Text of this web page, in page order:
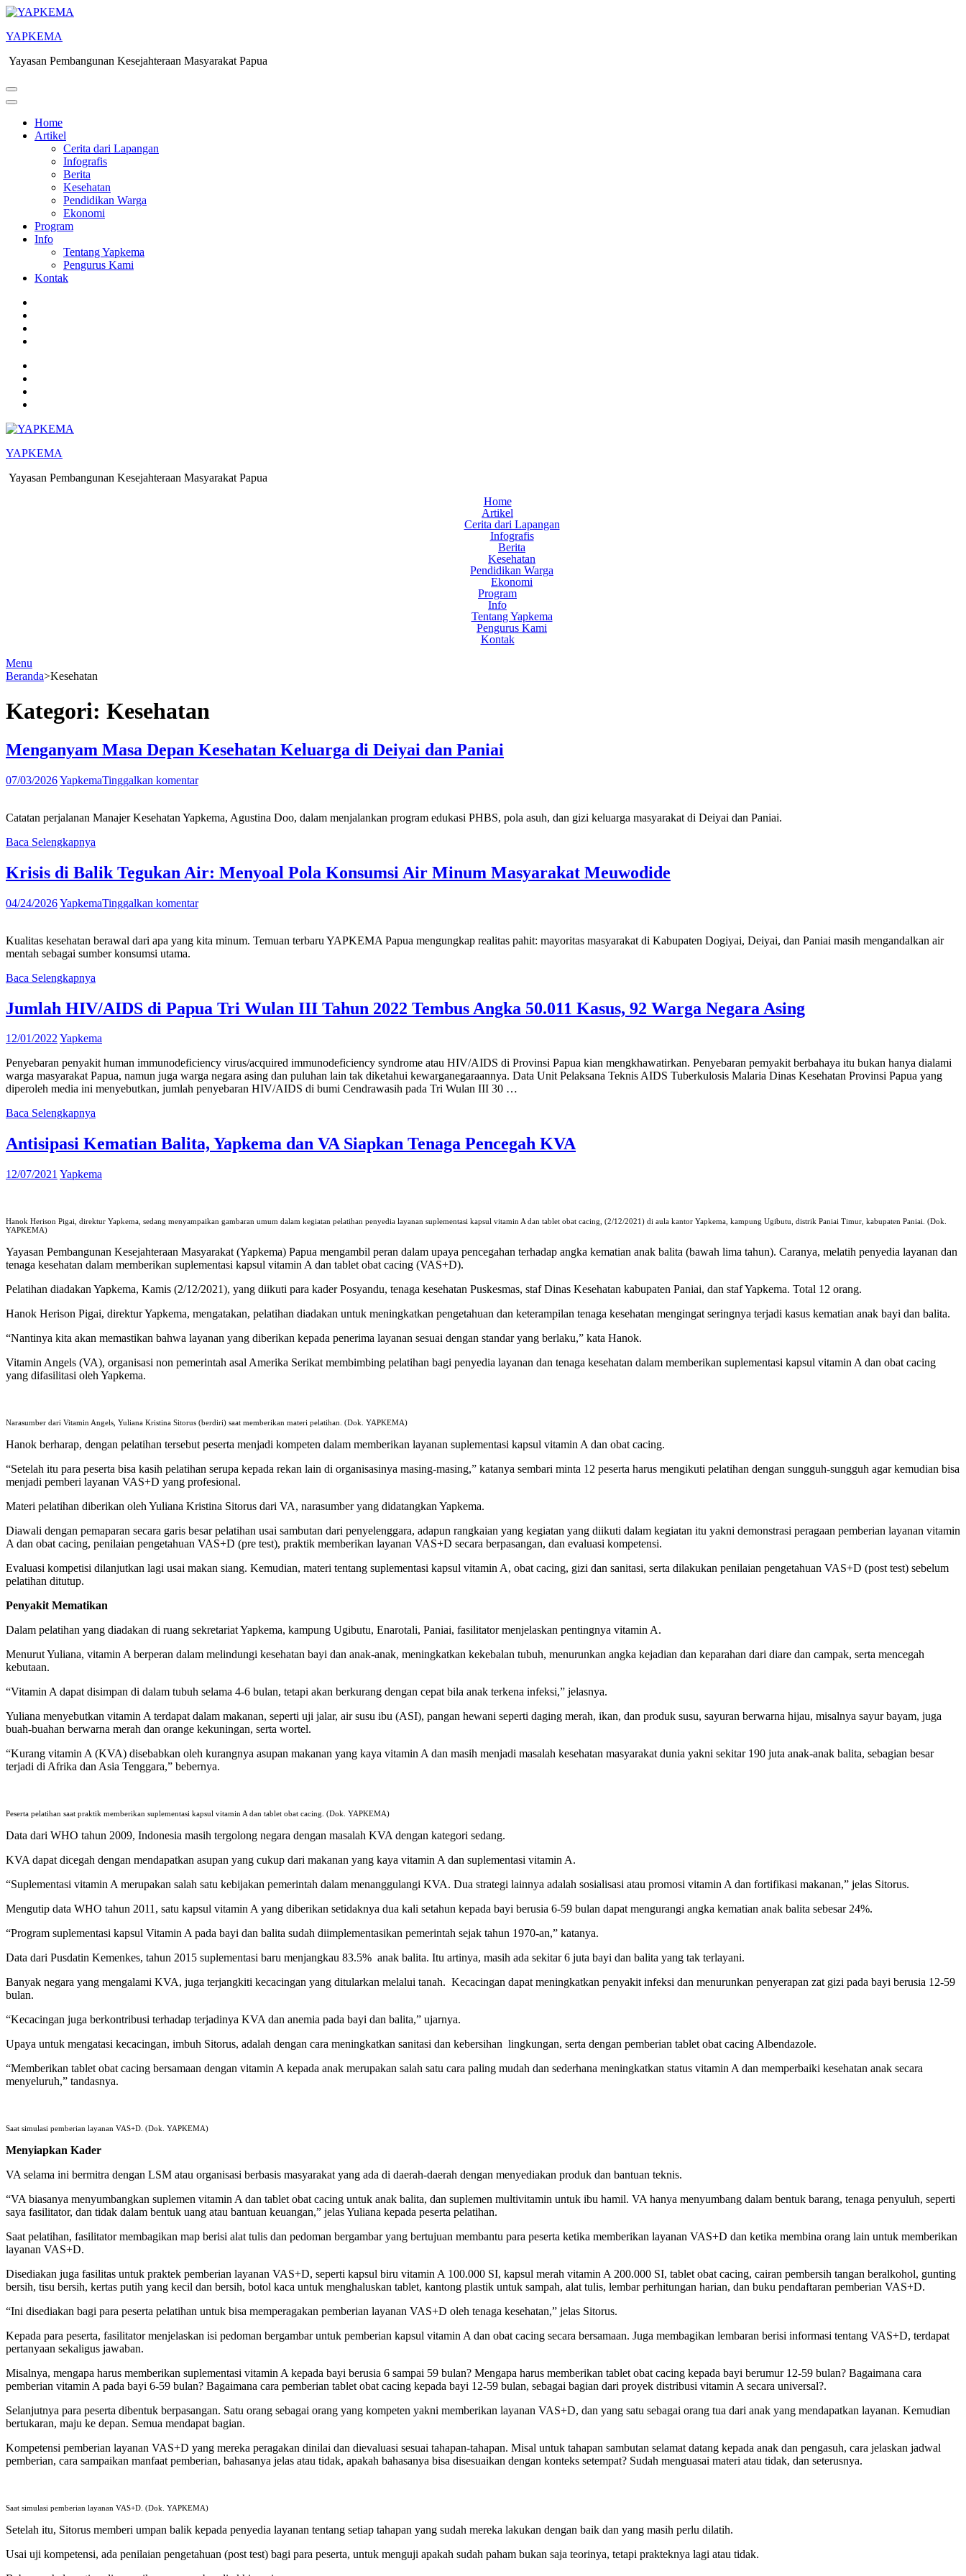
YAPKEMA
Yayasan Pembangunan Kesejahteraan Masyarakat Papua
Home
Artikel
Cerita dari Lapangan
Infografis
Berita
Kesehatan
Pendidikan Warga
Ekonomi
Program
Info
Tentang Yapkema
Pengurus Kami
Kontak
YAPKEMA
Yayasan Pembangunan Kesejahteraan Masyarakat Papua
Home
Artikel
Cerita dari Lapangan
Infografis
Berita
Kesehatan
Pendidikan Warga
Ekonomi
Program
Info
Tentang Yapkema
Pengurus Kami
Kontak
Menu
Beranda>Kesehatan
Kategori: Kesehatan
Menganyam Masa Depan Kesehatan Keluarga di Deiyai dan Paniai
07/03/2026YapkemaTinggalkan komentar
Catatan perjalanan Manajer Kesehatan Yapkema, Agustina Doo, dalam menjalankan program edukasi PHBS, pola asuh, dan gizi keluarga masyarakat di Deiyai dan Paniai.
Baca Selengkapnya
Krisis di Balik Tegukan Air: Menyoal Pola Konsumsi Air Minum Masyarakat Meuwodide
04/24/2026YapkemaTinggalkan komentar
Kualitas kesehatan berawal dari apa yang kita minum. Temuan terbaru YAPKEMA Papua mengungkap realitas pahit: mayoritas masyarakat di Kabupaten Dogiyai, Deiyai, dan Paniai masih mengandalkan air
mentah sebagai sumber konsumsi utama.
Baca Selengkapnya
Jumlah HIV/AIDS di Papua Tri Wulan III Tahun 2022 Tembus Angka 50.011 Kasus, 92 Warga Negara Asing
12/01/2022Yapkema
Penyebaran penyakit human immunodeficiency virus/acquired immunodeficiency syndrome atau HIV/AIDS di Provinsi Papua kian mengkhawatirkan. Penyebaran pemyakit berbahaya itu bukan hanya dialami
warga masyarakat Papua, namun juga warga negara asing dan puluhan lain tak diketahui kewarganegaraannya. Data Unit Pelaksana Teknis AIDS Tuberkulosis Malaria Dinas Kesehatan Provinsi Papua yang
diperoleh media ini menyebutkan, jumlah penyebaran HIV/AIDS di bumi Cendrawasih pada Tri Wulan III 30 …
Baca Selengkapnya
Antisipasi Kematian Balita, Yapkema dan VA Siapkan Tenaga Pencegah KVA
12/07/2021 Yapkema
Hanok Herison Pigai, direktur Yapkema, sedang menyampaikan gambaran umum dalam kegiatan pelatihan penyedia layanan suplementasi kapsul vitamin A dan tablet obat cacing, (2/12/2021) di aula kantor Yapkema, kampung Ugibutu, distrik Paniai Timur, kabupaten Paniai. (Dok.
YAPKEMA)
Yayasan Pembangunan Kesejahteraan Masyarakat (Yapkema) Papua mengambil peran dalam upaya pencegahan terhadap angka kematian anak balita (bawah lima tahun). Caranya, melatih penyedia layanan dan
tenaga kesehatan dalam memberikan suplementasi kapsul vitamin A dan tablet obat cacing (VAS+D).
Pelatihan diadakan Yapkema, Kamis (2/12/2021), yang diikuti para kader Posyandu, tenaga kesehatan Puskesmas, staf Dinas Kesehatan kabupaten Paniai, dan staf Yapkema. Total 12 orang.
Hanok Herison Pigai, direktur Yapkema, mengatakan, pelatihan diadakan untuk meningkatkan pengetahuan dan keterampilan tenaga kesehatan mengingat seringnya terjadi kasus kematian anak bayi dan balita.
“Nantinya kita akan memastikan bahwa layanan yang diberikan kepada penerima layanan sesuai dengan standar yang berlaku,” kata Hanok.
Vitamin Angels (VA), organisasi non pemerintah asal Amerika Serikat membimbing pelatihan bagi penyedia layanan dan tenaga kesehatan dalam memberikan suplementasi kapsul vitamin A dan obat cacing
yang difasilitasi oleh Yapkema.
Narasumber dari Vitamin Angels, Yuliana Kristina Sitorus (berdiri) saat memberikan materi pelatihan. (Dok. YAPKEMA)
Hanok berharap, dengan pelatihan tersebut peserta menjadi kompeten dalam memberikan layanan suplementasi kapsul vitamin A dan obat cacing.
“Setelah itu para peserta bisa kasih pelatihan serupa kepada rekan lain di organisasinya masing-masing,” katanya sembari minta 12 peserta harus mengikuti pelatihan dengan sungguh-sungguh agar kemudian bisa
menjadi pemberi layanan VAS+D yang profesional.
Materi pelatihan diberikan oleh Yuliana Kristina Sitorus dari VA, narasumber yang didatangkan Yapkema.
Diawali dengan pemaparan secara garis besar pelatihan usai sambutan dari penyelenggara, adapun rangkaian yang kegiatan yang diikuti dalam kegiatan itu yakni demonstrasi peragaan pemberian layanan vitamin
A dan obat cacing, penilaian pengetahuan VAS+D (pre test), praktik memberikan layanan VAS+D secara berpasangan, dan evaluasi kompetensi.
Evaluasi kompetisi dilanjutkan lagi usai makan siang. Kemudian, materi tentang suplementasi kapsul vitamin A, obat cacing, gizi dan sanitasi, serta dilakukan penilaian pengetahuan VAS+D (post test) sebelum
pelatihan ditutup.
Penyakit Mematikan
Dalam pelatihan yang diadakan di ruang sekretariat Yapkema, kampung Ugibutu, Enarotali, Paniai, fasilitator menjelaskan pentingnya vitamin A.
Menurut Yuliana, vitamin A berperan dalam melindungi kesehatan bayi dan anak-anak, meningkatkan kekebalan tubuh, menurunkan angka kejadian dan keparahan dari diare dan campak, serta mencegah
kebutaan.
“Vitamin A dapat disimpan di dalam tubuh selama 4-6 bulan, tetapi akan berkurang dengan cepat bila anak terkena infeksi,” jelasnya.
Yuliana menyebutkan vitamin A terdapat dalam makanan, seperti uji jalar, air susu ibu (ASI), pangan hewani seperti daging merah, ikan, dan produk susu, sayuran berwarna hijau, misalnya sayur bayam, juga
buah-buahan berwarna merah dan orange kekuningan, serta wortel.
“Kurang vitamin A (KVA) disebabkan oleh kurangnya asupan makanan yang kaya vitamin A dan masih menjadi masalah kesehatan masyarakat dunia yakni sekitar 190 juta anak-anak balita, sebagian besar
terjadi di Afrika dan Asia Tenggara,” bebernya.
Peserta pelatihan saat praktik memberikan suplementasi kapsul vitamin A dan tablet obat cacing. (Dok. YAPKEMA)
Data dari WHO tahun 2009, Indonesia masih tergolong negara dengan masalah KVA dengan kategori sedang.
KVA dapat dicegah dengan mendapatkan asupan yang cukup dari makanan yang kaya vitamin A dan suplementasi vitamin A.
“Suplementasi vitamin A merupakan salah satu kebijakan pemerintah dalam menanggulangi KVA. Dua strategi lainnya adalah sosialisasi atau promosi vitamin A dan fortifikasi makanan,” jelas Sitorus.
Mengutip data WHO tahun 2011, satu kapsul vitamin A yang diberikan setidaknya dua kali setahun kepada bayi berusia 6-59 bulan dapat mengurangi angka kematian anak balita sebesar 24%.
“Program suplementasi kapsul Vitamin A pada bayi dan balita sudah diimplementasikan pemerintah sejak tahun 1970-an,” katanya.
Data dari Pusdatin Kemenkes, tahun 2015 suplementasi baru menjangkau 83.5% anak balita. Itu artinya, masih ada sekitar 6 juta bayi dan balita yang tak terlayani.
Banyak negara yang mengalami KVA, juga terjangkiti kecacingan yang ditularkan melalui tanah. Kecacingan dapat meningkatkan penyakit infeksi dan menurunkan penyerapan zat gizi pada bayi berusia 12-59
bulan.
“Kecacingan juga berkontribusi terhadap terjadinya KVA dan anemia pada bayi dan balita,” ujarnya.
Upaya untuk mengatasi kecacingan, imbuh Sitorus, adalah dengan cara meningkatkan sanitasi dan kebersihan lingkungan, serta dengan pemberian tablet obat cacing Albendazole.
“Memberikan tablet obat cacing bersamaan dengan vitamin A kepada anak merupakan salah satu cara paling mudah dan sederhana meningkatkan status vitamin A dan memperbaiki kesehatan anak secara
menyeluruh,” tandasnya.
Saat simulasi pemberian layanan VAS+D. (Dok. YAPKEMA)
Menyiapkan Kader
VA selama ini bermitra dengan LSM atau organisasi berbasis masyarakat yang ada di daerah-daerah dengan menyediakan produk dan bantuan teknis.
“VA biasanya menyumbangkan suplemen vitamin A dan tablet obat cacing untuk anak balita, dan suplemen multivitamin untuk ibu hamil. VA hanya menyumbang dalam bentuk barang, tenaga penyuluh, seperti
saya fasilitator, dan tidak dalam bentuk uang atau bantuan keuangan,” jelas Yuliana kepada peserta pelatihan.
Saat pelatihan, fasilitator membagikan map berisi alat tulis dan pedoman bergambar yang bertujuan membantu para peserta ketika memberikan layanan VAS+D dan ketika membina orang lain untuk memberikan
layanan VAS+D.
Disediakan juga fasilitas untuk praktek pemberian layanan VAS+D, seperti kapsul biru vitamin A 100.000 SI, kapsul merah vitamin A 200.000 SI, tablet obat cacing, cairan pembersih tangan beralkohol, gunting
bersih, tisu bersih, kertas putih yang kecil dan bersih, botol kaca untuk menghaluskan tablet, kantong plastik untuk sampah, alat tulis, lembar perhitungan harian, dan buku pendaftaran pemberian VAS+D.
“Ini disediakan bagi para peserta pelatihan untuk bisa memperagakan pemberian layanan VAS+D oleh tenaga kesehatan,” jelas Sitorus.
Kepada para peserta, fasilitator menjelaskan isi pedoman bergambar untuk pemberian kapsul vitamin A dan obat cacing secara bersamaan. Juga membagikan lembaran berisi informasi tentang VAS+D, terdapat
pertanyaan sekaligus jawaban.
Misalnya, mengapa harus memberikan suplementasi vitamin A kepada bayi berusia 6 sampai 59 bulan? Mengapa harus memberikan tablet obat cacing kepada bayi berumur 12-59 bulan? Bagaimana cara
pemberian vitamin A pada bayi 6-59 bulan? Bagaimana cara pemberian tablet obat cacing kepada bayi 12-59 bulan, sebagai bagian dari proyek distribusi vitamin A secara universal?.
Selanjutnya para peserta dibentuk berpasangan. Satu orang sebagai orang yang kompeten yakni memberikan layanan VAS+D, dan yang satu sebagai orang tua dari anak yang mendapatkan layanan. Kemudian
bertukaran, maju ke depan. Semua mendapat bagian.
Kompetensi pemberian layanan VAS+D yang mereka peragakan dinilai dan dievaluasi sesuai tahapan-tahapan. Misal untuk tahapan sambutan selamat datang kepada anak dan pengasuh, cara jelaskan jadwal
pemberian, cara sampaikan manfaat pemberian, bahasanya jelas atau tidak, apakah bahasanya bisa disesuaikan dengan konteks setempat? Sudah menguasai materi atau tidak, dan seterusnya.
Saat simulasi pemberian layanan VAS+D. (Dok. YAPKEMA)
Setelah itu, Sitorus memberi umpan balik kepada penyedia layanan tentang setiap tahapan yang sudah mereka lakukan dengan baik dan yang masih perlu dilatih.
Usai uji kompetensi, ada penilaian pengetahuan (post test) bagi para peserta, untuk menguji apakah sudah paham bukan saja teorinya, tetapi prakteknya lagi atau tidak.